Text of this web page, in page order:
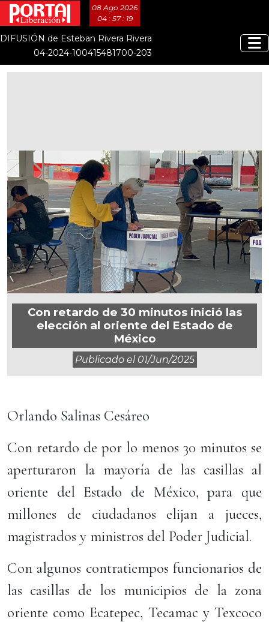
08 Ago 2026
04 : 57 : 19
DIFUSIÓN de Esteban Rivera Rivera
04-2024-100415481700-203
Con retardo de 30 minutos inició las
elección al oriente del Estado de
México
Publicado el 01/jun/2025
Orlando Salinas Cesáreo
Con retardo de por lo menos 30 minutos se
aperturaron la mayoría de las casillas al
oriente del Estado de México, para que
millones de ciudadanos elijan a jueces,
magistrados y ministros del Poder Judicial.
Con algunos contratiempos funcionarios de
las casillas de los municipios de la zona
oriente como Ecatepec, Tecamac y Texcoco